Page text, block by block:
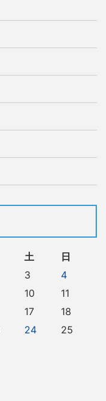
土
日
3
4
10
11
17
18
24
25